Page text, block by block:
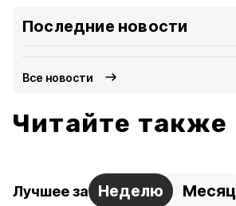
Последние новости
Все новости
Читайте также
Лучшее за Неделю Месяц